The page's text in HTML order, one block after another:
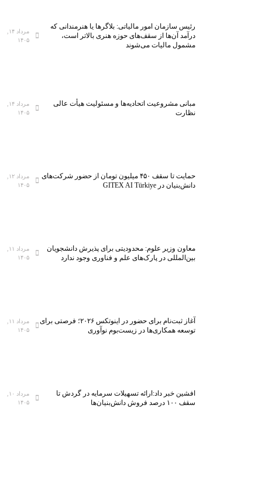
رئیس سازمان امور مالیاتی: بلاگر‌ها یا هنرمندانی که
درآمد آن‌ها از سقف‌های حوزه هنری بالاتر است،
مشمول مالیات می‌شوند
۱۴۰۵
مبانی مشروعیت اتحادیه‌ها و مسئولیت هیأت عالی
نظارت
۱۴۰۵
حمایت تا سقف ۴۵۰ میلیون تومان از حضور شرکت‌های
دانش‌بنیان در GITEX AI Türkiye
۱۴۰۵
معاون وزیر علوم: محدودیتی برای پذیرش دانشجویان
بین‌المللی در پارک‌های علم و فناوری وجود ندارد
۱۴۰۵
آغاز ثبت‌نام برای حضور در اینوتکس ۲۰۲۶؛ فرصتی برای
توسعه همکاری‌ها در زیست‌بوم نوآوری
۱۴۰۵
افشین خبر داد:ارائه تسهیلات سرمایه در گردش تا
سقف ۱۰۰ درصد فروش دانش‌بنیان‌ها
۱۴۰۵